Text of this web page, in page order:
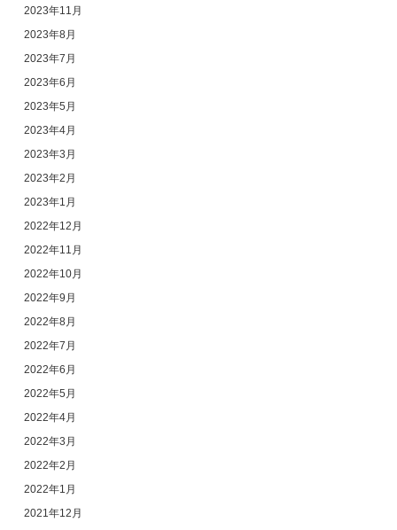
2023年11月
2023年8月
2023年7月
2023年6月
2023年5月
2023年4月
2023年3月
2023年2月
2023年1月
2022年12月
2022年11月
2022年10月
2022年9月
2022年8月
2022年7月
2022年6月
2022年5月
2022年4月
2022年3月
2022年2月
2022年1月
2021年12月